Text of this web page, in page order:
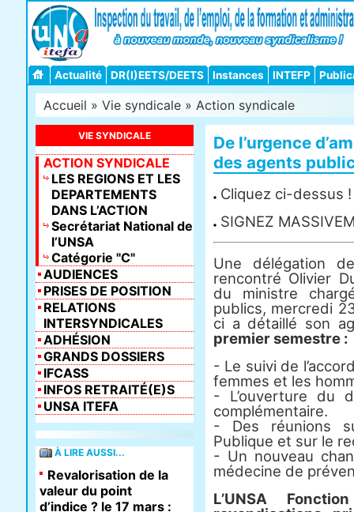
Actualité DR(I)EETS/DEETS Instances INTEFP
Accueil » Vie syndicale » Action syndicale
De l’urgence
des agents
Cliquez ci-dessus !
SIGNEZ
Une délégation
rencontré Olivier
du ministre
publics, mercredi
ci a détaillé son
premier semestre :
- Le suivi de
femmes et les
- L’ouverture du
complémentaire.
- Des réunions
Publique et sur le
- Un nouveau
médecine de
L’UNSA
VIE SYNDICALE
ACTION SYNDICALE
LES REGIONS ET LES
DEPARTEMENTS
DANS L’ACTION
Secrétariat National de
l’UNSA
Catégorie "C"
AUDIENCES
PRISES DE POSITION
RELATIONS
INTERSYNDICALES
ADHÉSION
GRANDS DOSSIERS
IFCASS
INFOS RETRAITÉ(E)S
UNSA ITEFA
À LIRE AUSSI...
Revalorisation de la
valeur du point
d’indice ? le 17 mars :